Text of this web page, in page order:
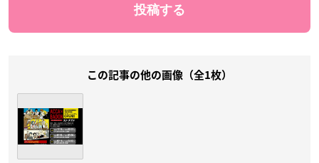
この記事の他の画像（全1枚）